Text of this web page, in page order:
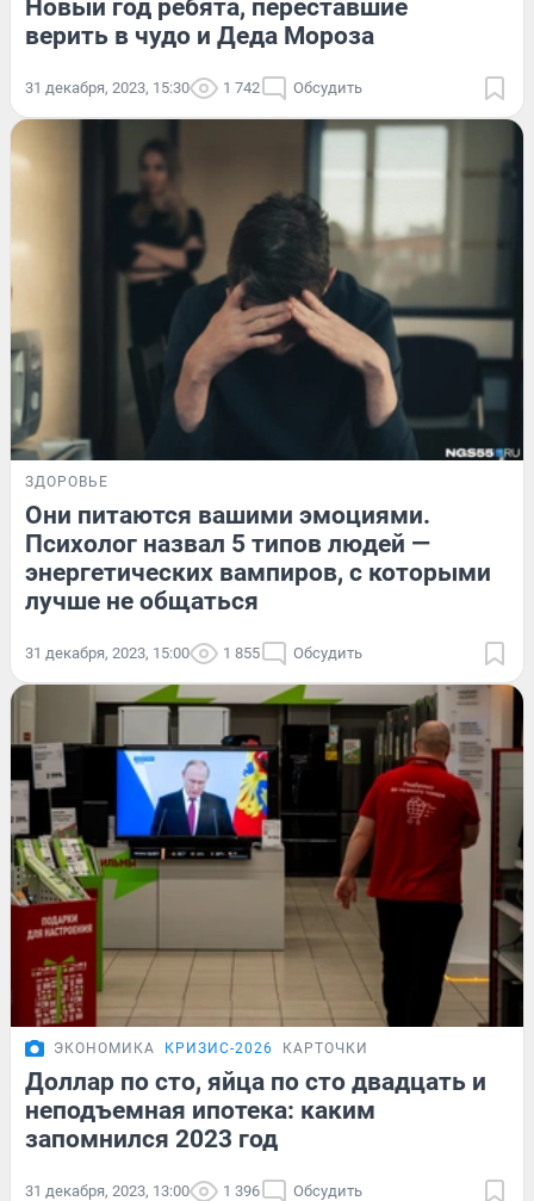
Новый год ребята, переставшие
верить в чудо и Деда Мороза
31 декабря, 2023, 15:30 1 742 Обсудить
ЗДОРОВЬЕ
Они питаются вашими эмоциями.
Психолог назвал 5 типов людей —
энергетических вампиров, с которыми
лучше не общаться
31 декабря, 2023, 15:00 1 855 Обсудить
ЭКОНОМИКА КРИЗИС-2026 КАРТОЧКИ
Доллар по сто, яйца по сто двадцать и
неподъемная ипотека: каким
запомнился 2023 год
31 декабря, 2023, 13:00 1 396 Обсудить